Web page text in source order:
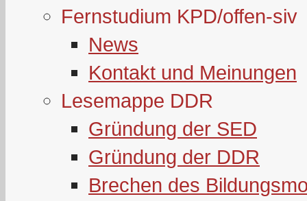
Fernstudium KPD/offen-siv
News
Kontakt und Meinungen
Lesemappe DDR
Gründung der SED
Gründung der DDR
Brechen des